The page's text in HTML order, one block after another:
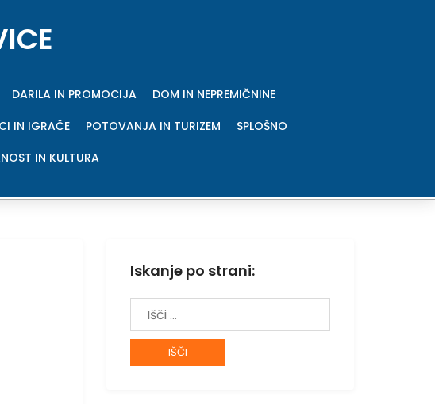
DARILA IN PROMOCIJA
DOM IN NEPREMIČNINE
IN IGRAČE POTOVANJA IN TURIZEM
SPLOŠNO
IN KULTURA
Iskanje po strani:
Išči: